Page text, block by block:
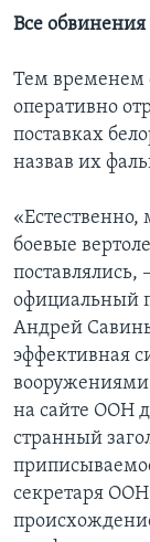
Все
Тем временем
оперативно
поставках
назвав их
боевые
поставлялись,
официальный
Андрей
эффективная
на сайте ООН
странный
секретаря